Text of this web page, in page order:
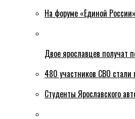
На форуме «Единой
Двое ярославцев получат
480 участников СВО стали
Студенты Ярославского